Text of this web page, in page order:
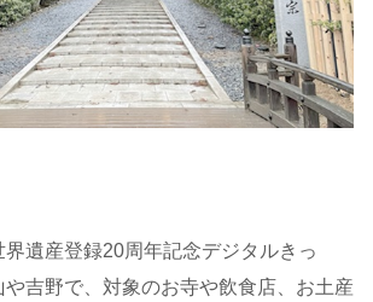
界遺産登録20周年記念デジタルきっ
吉野で、対象のお寺や飲食店、お土産